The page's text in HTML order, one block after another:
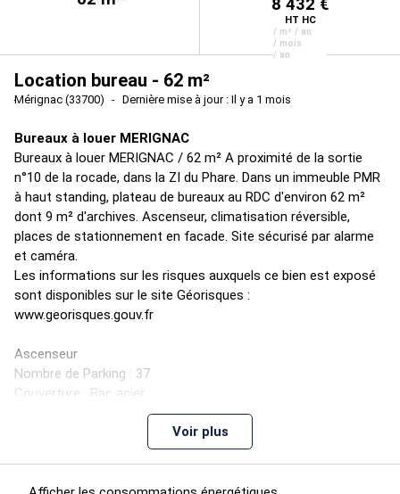
8 432 €
HT HC
/ m² / an
/ mois
/ an
Location bureau - 62 m²
Mérignac (33700) Dernière mise à jour : Il y a 1 mois
Bureaux à louer MERIGNAC
Bureaux à louer MERIGNAC / 62 m² A proximité de la sortie
n°10 de la rocade, dans la ZI du Phare. Dans un immeuble PMR
à haut standing, plateau de bureaux au RDC d'environ 62 m²
dont 9 m² d'archives. Ascenseur, climatisation réversible,
places de stationnement en facade. Site sécurisé par alarme
et caméra.
Les informations sur les risques auxquels ce bien est exposé
sont disponibles sur le site Géorisques :
www.georisques.gouv.fr
Ascenseur
Nombre de Parking : 37
Couverture : Bac acier
Mode Chauffage : Climatisation rversible
Voir plus